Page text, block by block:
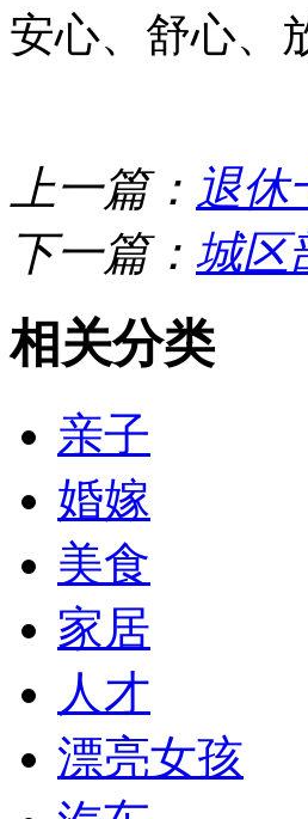
安心、舒心、
上一篇： 退休
下一篇： 城区
相关分类
亲子
婚嫁
美食
家居
人才
漂亮女孩